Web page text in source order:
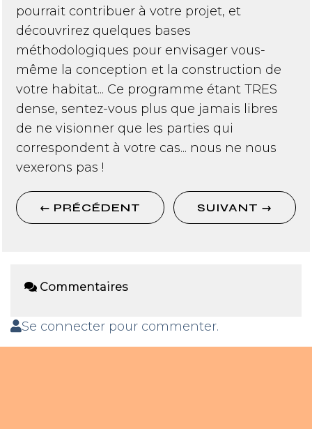
pourrait contribuer à votre projet, et
découvrirez quelques bases
méthodologiques pour envisager vous-
même la conception et la construction de
votre habitat... Ce programme étant TRES
dense, sentez-vous plus que jamais libres
de ne visionner que les parties qui
correspondent à votre cas... nous ne nous
vexerons pas !
← PRÉCÉDENT SUIVANT →
Commentaires
Se connecter pour commenter.